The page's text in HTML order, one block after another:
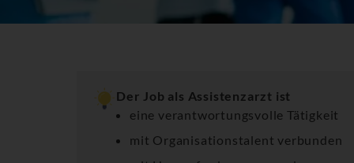
Der Job als Assistenzarzt ist
eine verantwortungsvolle Tätigkeit
mit Organisationstalent verbunden